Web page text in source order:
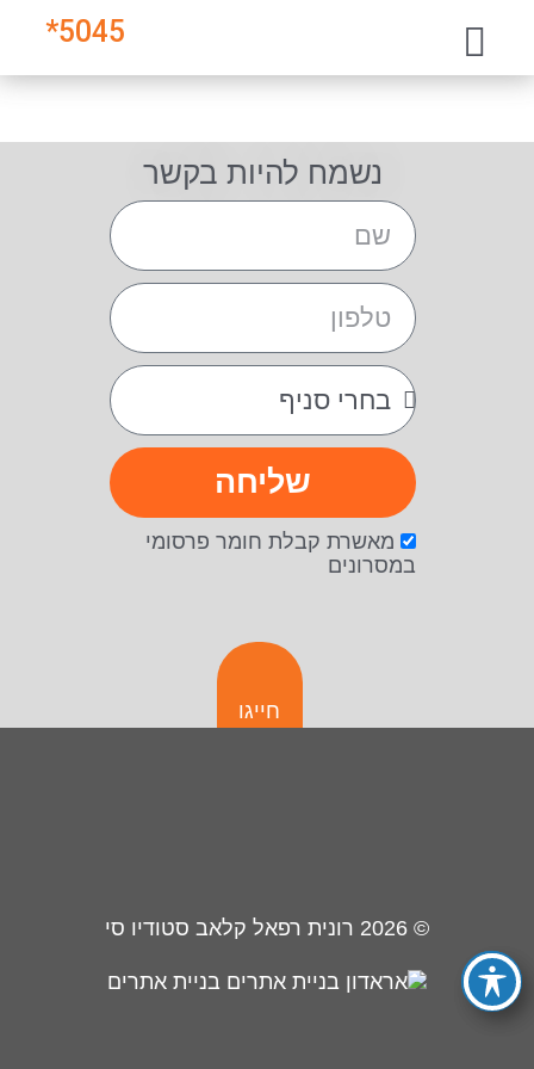
5045
*
נשמח להיות בקשר
מאשרת קבלת חומר פרסומי
במסרונים
שליחה
חייגו
© 2026 רונית רפאל קלאב סטודיו סי
בניית אתרים